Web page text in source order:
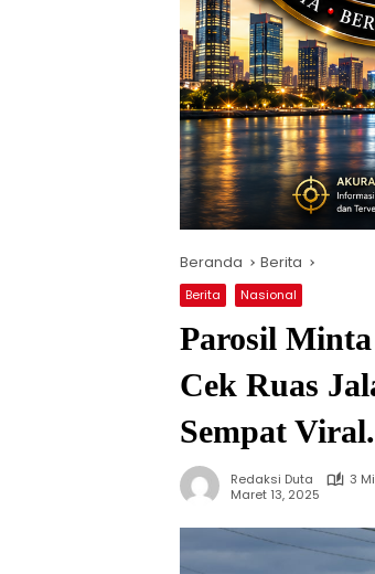
Beranda Berita
Berita Nasional
Parosil
Cek Ruas
Sempat Viral.
Redaksi Duta
3
Maret 13, 2025